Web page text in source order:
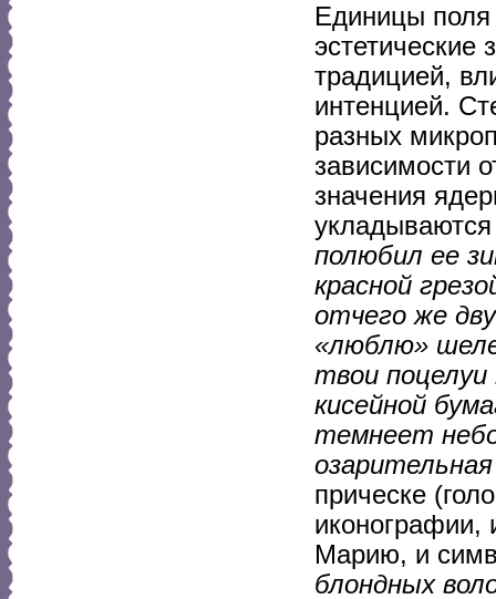
Единицы поля
эстетические
традицией,
интенцией.
разных
зависимости
значения
полюбил ее
красной
отчего же
«люблю»
твои поцелуи
кисейной
темнеет
прическе
иконографии,
Марию, и
блондных